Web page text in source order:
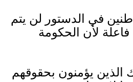
في الدستور لن يتم
فاعلة لأن الحكومة
الذين يؤمنون بحقوقهم